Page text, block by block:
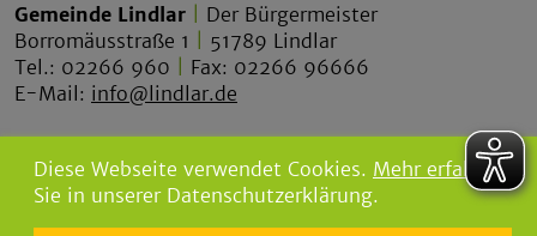
Gemeinde Lindlar
Der Bürgermeister
Borromäusstraße 1
51789 Lindlar
Tel.: 02266 960
Fax: 02266 96666
E-Mail: info@lindlar.de
lindlar-tourismus.de
Diese Webseite verwendet Cookies. Mehr erfahren
Sie in unserer Datenschutzerklärung.